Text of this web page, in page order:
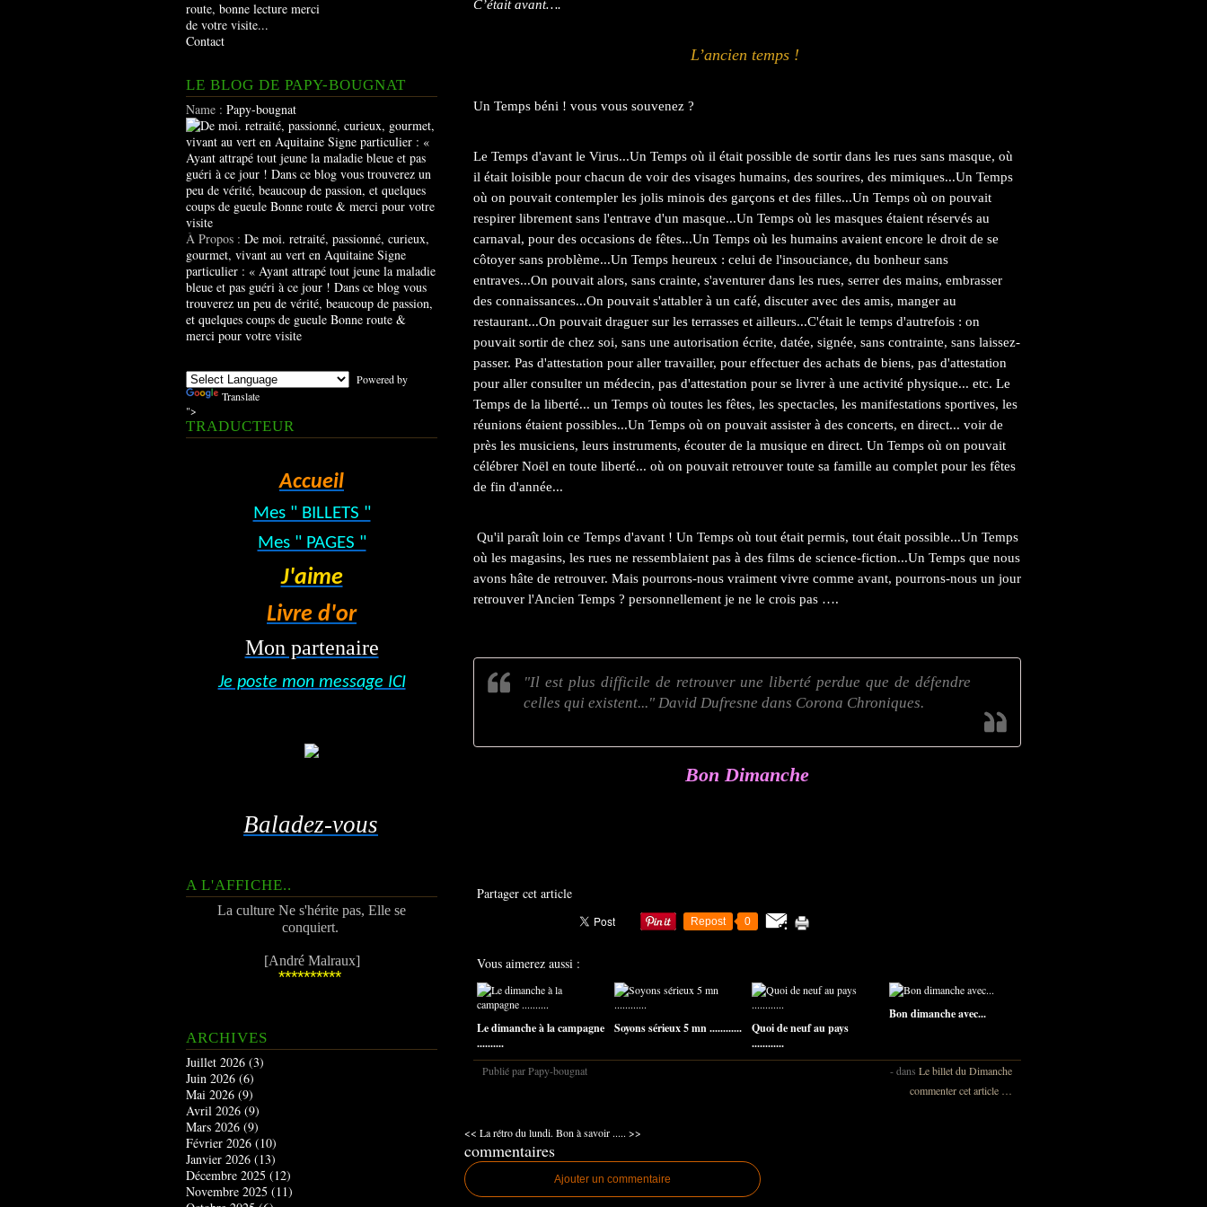
route, bonne lecture merci
de votre visite...
Contact
LE BLOG DE PAPY-BOUGNAT
Name : Papy-bougnat
À Propos : De moi. retraité, passionné, curieux,
gourmet, vivant au vert en Aquitaine Signe
particulier : « Ayant attrapé tout jeune la maladie
bleue et pas guéri à ce jour ! Dans ce blog vous
trouverez un peu de vérité, beaucoup de passion,
et quelques coups de gueule Bonne route &
merci pour votre visite
Powered by
Translate
">
TRADUCTEUR
Accueil
Mes " BILLETS "
Mes " PAGES "
J'aime
Livre d'or
Mon partenaire
Je poste mon message ICI
Baladez-vous
A L'AFFICHE..
La culture Ne s'hérite pas, Elle se
conquiert.
[André Malraux]
**********
ARCHIVES
Juillet 2026 (3)
Juin 2026 (6)
Mai 2026 (9)
Avril 2026 (9)
Mars 2026 (9)
Février 2026 (10)
Janvier 2026 (13)
Décembre 2025 (12)
Novembre 2025 (11)
C’était avant….
L’ancien temps !
Un Temps béni ! vous vous souvenez ?
Le Temps d'avant le Virus...Un Temps où il était possible de sortir dans les rues sans masque, où
il était loisible pour chacun de voir des visages humains, des sourires, des mimiques...Un Temps
où on pouvait contempler les jolis minois des garçons et des filles...Un Temps où on pouvait
respirer librement sans l'entrave d'un masque...Un Temps où les masques étaient réservés au
carnaval, pour des occasions de fêtes...Un Temps où les humains avaient encore le droit de se
côtoyer sans problème...Un Temps heureux : celui de l'insouciance, du bonheur sans
entraves...On pouvait alors, sans crainte, s'aventurer dans les rues, serrer des mains, embrasser
des connaissances...On pouvait s'attabler à un café, discuter avec des amis, manger au
restaurant...On pouvait draguer sur les terrasses et ailleurs...C'était le temps d'autrefois : on
pouvait sortir de chez soi, sans une autorisation écrite, datée, signée, sans contrainte, sans laissez-
passer. Pas d'attestation pour aller travailler, pour effectuer des achats de biens, pas d'attestation
pour aller consulter un médecin, pas d'attestation pour se livrer à une activité physique... etc. Le
Temps de la liberté... un Temps où toutes les fêtes, les spectacles, les manifestations sportives, les
réunions étaient possibles...Un Temps où on pouvait assister à des concerts, en direct... voir de
près les musiciens, leurs instruments, écouter de la musique en direct. Un Temps où on pouvait
célébrer Noël en toute liberté... où on pouvait retrouver toute sa famille au complet pour les fêtes
de fin d'année...
Qu'il paraît loin ce Temps d'avant ! Un Temps où tout était permis, tout était possible...Un Temps
où les magasins, les rues ne ressemblaient pas à des films de science-fiction...Un Temps que nous
avons hâte de retrouver. Mais pourrons-nous vraiment vivre comme avant, pourrons-nous un jour
retrouver l'Ancien Temps ? personnellement je ne le crois pas ….
"Il est plus difficile de retrouver une liberté perdue que de défendre
celles qui existent..." David Dufresne dans Corona Chroniques.
Bon Dimanche
Partager cet article
Repost 0
Vous aimerez aussi :
Le dimanche à la campagne
..........
Soyons sérieux 5 mn ............
Quoi de neuf au pays
............
Bon dimanche avec...
Publié par Papy-bougnat -dans Le billet du Dimanche
commenter cet article
<< La rétro du lundi. Bon à savoir ..... >>
commentaires
Ajouter un commentaire